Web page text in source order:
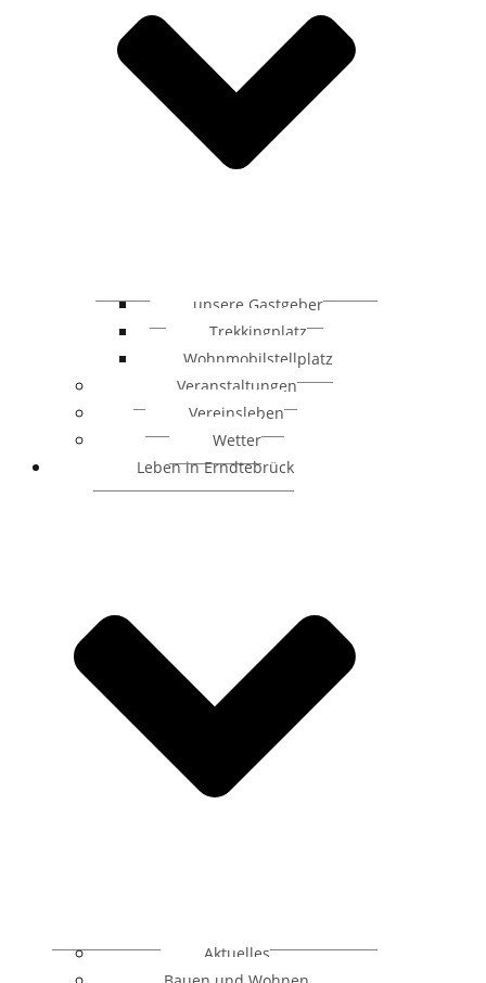
unsere Gastgeber
Trekkingplatz
Wohnmobilstellplatz
Veranstaltungen
Vereinsleben
Wetter
Leben in Erndtebrück
Aktuelles